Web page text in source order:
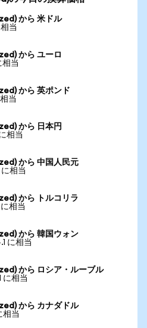
から 米ドル
当
から ユーロ
相当
から 英ポンド
当
から 日本円
相当
から 中国人民元
相当
から トルコリラ
相当
から 韓国ウォン
に相当
から ロシア・ルーブル
に相当
から カナダドル
相当